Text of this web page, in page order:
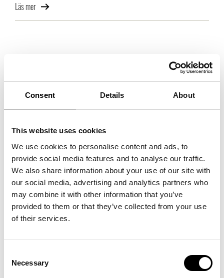
Consent Details About
This website uses cookies
We use cookies to personalise content and ads, to
provide social media features and to analyse our traffic.
We also share information about your use of our site with
our social media, advertising and analytics partners who
may combine it with other information that you’ve
provided to them or that they’ve collected from your use
of their services.
Selection
Necessary
Läs mer
BRANSCH I OMSTÄLLNING –
MEN FORTSATT MOTOR FÖR
Nu är årets rapport Svenskt mode 2025 här, en aktuell
genomlysning av utvecklingen i en av Sveriges mest
dynamiska och betydelsefulla branscher.